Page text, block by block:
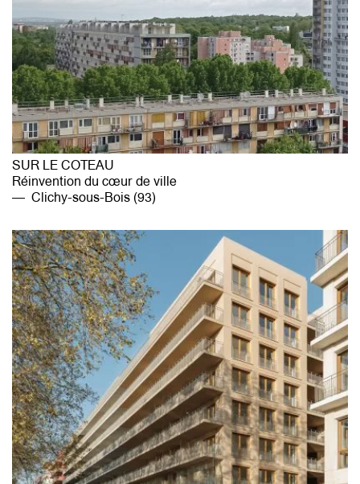
SUR LE COTEAU
Réinvention du cœur de ville
Clichy-sous-Bois (93)